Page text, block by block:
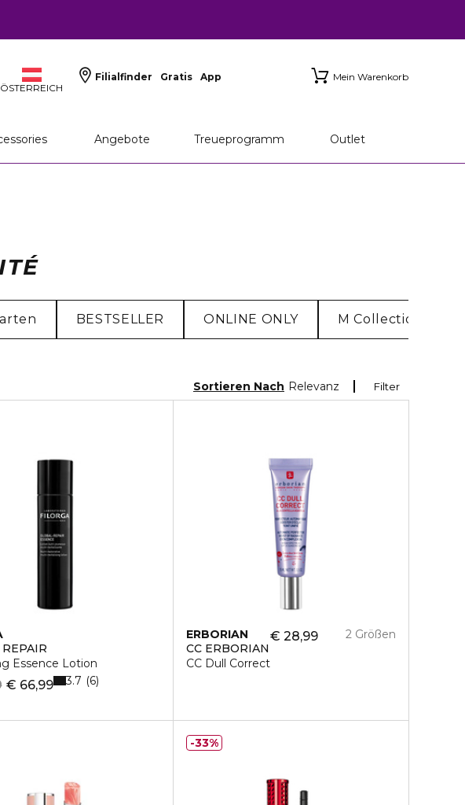
ÖSTERREICH
Filialfinder Gratis App Mein Warenkorb
Angebote Treueprogramm Outlet
BESTSELLER ONLINE ONLY M Collection
Filter
Sortieren Nach Relevanz
Essence Lotion
€ 66,99 3.7 6
ERBORIAN
CC ERBORIAN
CC Dull Correct
€ 28,99 2 Größen
33%